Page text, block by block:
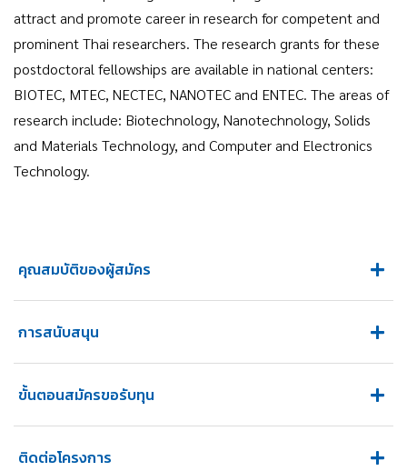
attract and promote career in research for competent and
prominent Thai researchers. The research grants for these
postdoctoral fellowships are available in national centers:
BIOTEC, MTEC, NECTEC, NANOTEC and ENTEC. The areas of
research include: Biotechnology, Nanotechnology, Solids
and Materials Technology, and Computer and Electronics
Technology.
คุณสมบัติของผู้สมัคร
การสนับสนุน
ขั้นตอนสมัครขอรับทุน
ติดต่อโครงการ